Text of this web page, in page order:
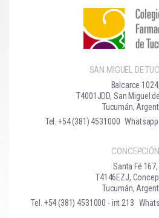
SAN MIGUEL DE
Balcarce 1024,
T4001JDD, San Miguel
Tucumán,
Tel. +54 (381) 4531000
CONCEPCIÓN
Santa Fé 167,
T4146EZJ,
Tucumán,
Tel. +54 (381) 4531000 - int 213